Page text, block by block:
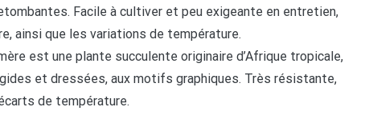
Facile à cultiver et peu exigeante en entretien,
ainsi que les variations de température.
est une plante succulente originaire d’Afrique tropicale,
et dressées, aux motifs graphiques. Très résistante,
de température.